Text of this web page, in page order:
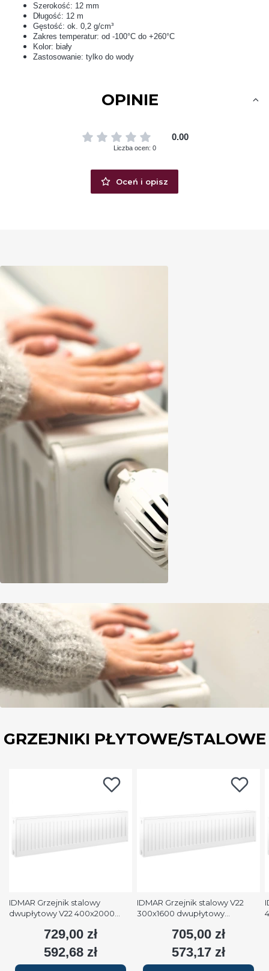
Szerokość: 12 mm
Długość: 12 m
Gęstość: ok. 0,2 g/cm³
Zakres temperatur: od -100°C do +260°C
Kolor: biały
Zastosowanie: tylko do wody
OPINIE
0.00
Liczba ocen: 0
Oceń i opisz
GRZEJNIKI PŁYTOWE/STALOWE
IDMAR Grzejnik stalowy
dwupłytowy V22 400x2000
2508W (90/70/20°C) biały
Cena
729,00 zł
Cena
592,68 zł
IDMAR Grzejnik stalowy V22
300x1600 dwupłytowy
(90/70/20°C) biały RAL9016
Cena
705,00 zł
Cena
573,17 zł